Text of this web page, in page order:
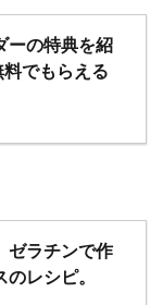
ーの特典を紹
でもらえる
ゼラチンで作
レシピ。